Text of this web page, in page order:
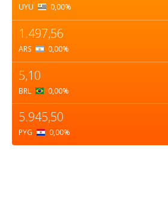
UYU 0,00%
1.497,56
ARS 0,00%
5,10
BRL 0,00%
5.945,50
PYG 0,00%